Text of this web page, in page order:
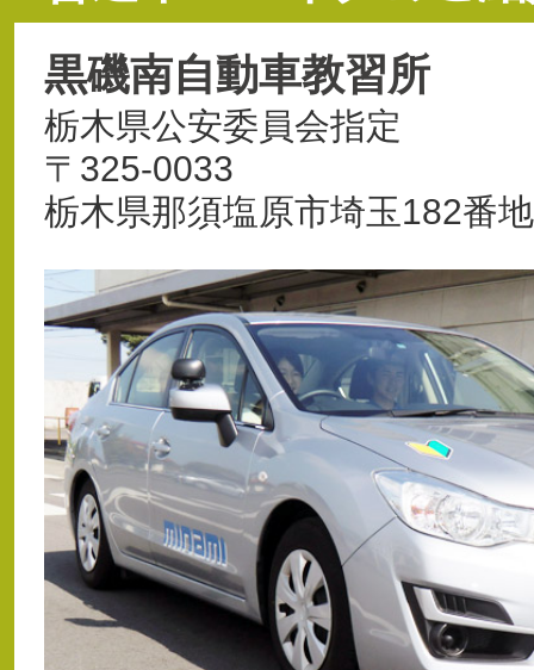
黒磯南自動車教習所
栃木県公安委員会指定
〒325-0033
栃木県那須塩原市埼玉182番地